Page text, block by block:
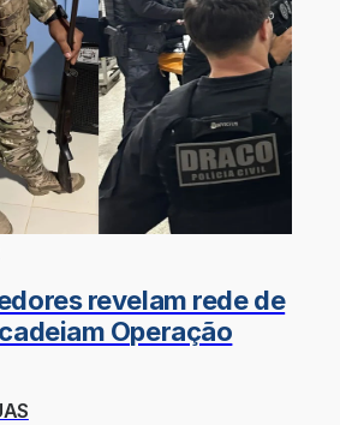
revelam rede de
Operação